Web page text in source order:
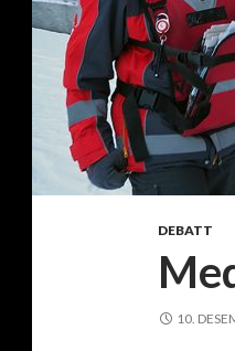
DEBATT
10.